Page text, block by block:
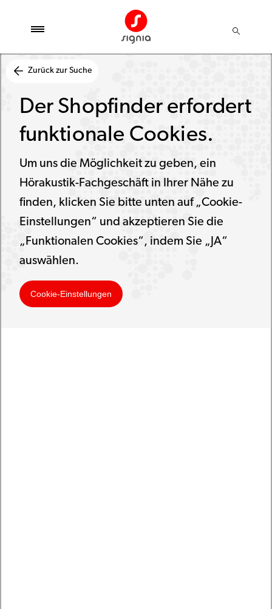
Zurück zur Suche
Der Shopfinder erfordert
funktionale Cookies.
Um uns die Möglichkeit zu geben, ein
Hörakustik-Fachgeschäft in Ihrer Nähe zu
finden, klicken Sie bitte unten auf „Cookie-
Einstellungen“ und akzeptieren Sie die
„Funktionalen Cookies“, indem Sie „JA“
auswählen.
Cookie-Einstellungen